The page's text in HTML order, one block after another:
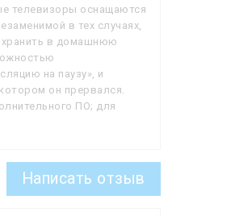
телевизоры оснащаются
в тех случаях,
в домашнюю
на паузу», и
он прервался.
ПО; для
Написать отзыв